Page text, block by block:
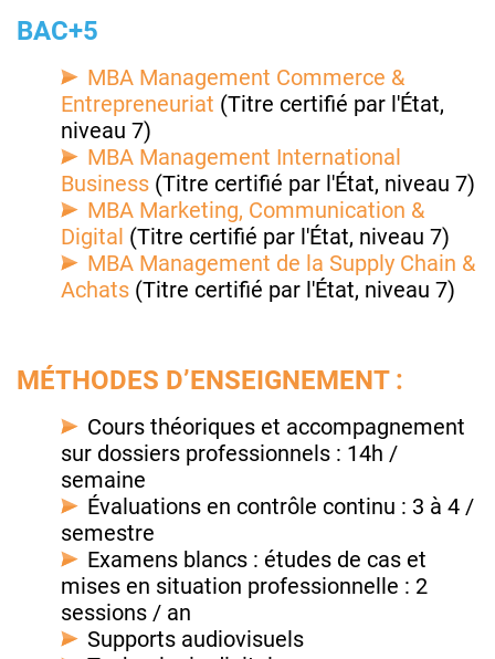
BAC+5
MBA Management Commerce &
Entrepreneuriat (Titre certifié par l'État,
niveau 7)
MBA Management International
Business (Titre certifié par l'État, niveau 7)
MBA Marketing, Communication &
Digital (Titre certifié par l'État, niveau 7)
MBA Management de la Supply Chain &
Achats (Titre certifié par l'État, niveau 7)
MÉTHODES D’ENSEIGNEMENT :
Cours théoriques et accompagnement
sur dossiers professionnels : 14h /
semaine
Évaluations en contrôle continu : 3 à 4 /
semestre
Examens blancs : études de cas et
mises en situation professionnelle : 2
sessions / an
Supports audiovisuels